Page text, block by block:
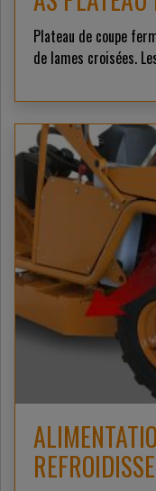
Plateau de coupe
de lames croisées.